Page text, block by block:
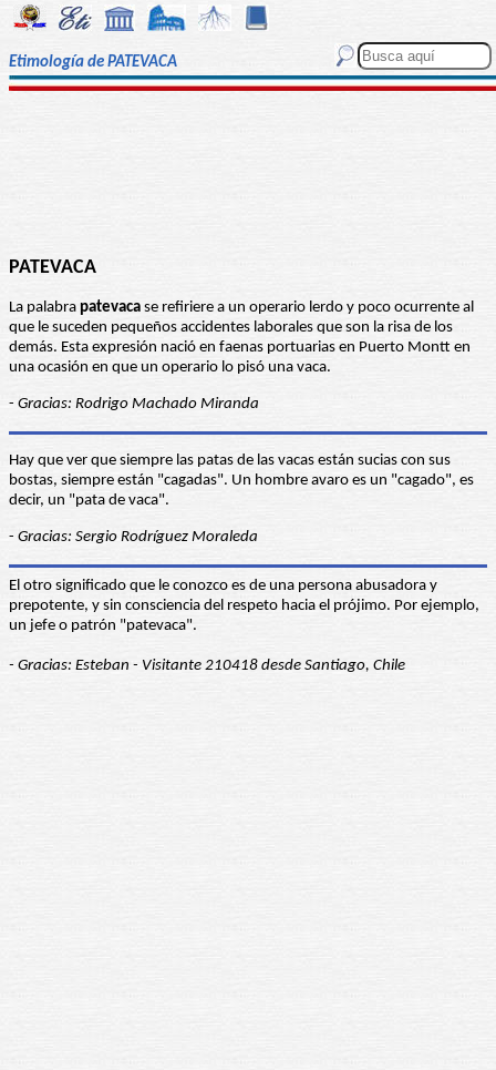
Etimología de PATEVACA
PATEVACA
La palabra patevaca se refiriere a un operario lerdo y poco ocurrente al
que le suceden pequeños accidentes laborales que son la risa de los
demás. Esta expresión nació en faenas portuarias en Puerto Montt en
una ocasión en que un operario lo pisó una vaca.
- Gracias: Rodrigo Machado Miranda
Hay que ver que siempre las patas de las vacas están sucias con sus
bostas, siempre están "cagadas". Un hombre avaro es un "cagado", es
decir, un "pata de vaca".
- Gracias: Sergio Rodríguez Moraleda
El otro significado que le conozco es de una persona abusadora y
prepotente, y sin consciencia del respeto hacia el prójimo. Por ejemplo,
un jefe o patrón "patevaca".
- Gracias: Esteban - Visitante 210418 desde Santiago, Chile